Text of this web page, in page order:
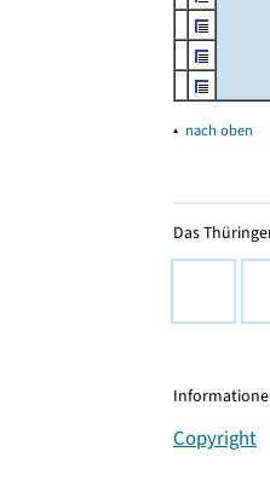
▴ nach oben
Das
Copyright